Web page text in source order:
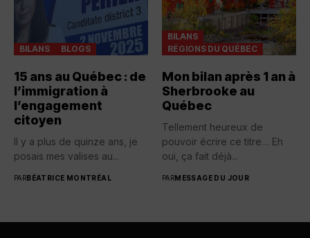
BILANS BLOGS
15 ans au Québec : de
l’immigration à
l’engagement
citoyen
Il y a plus de quinze ans, je
posais mes valises au...
PARBÉATRICE MONTRÉAL
BILANS
RÉGIONS DU QUÉBEC
Mon bilan après 1 an à
Sherbrooke au
Québec
Tellement heureux de
pouvoir écrire ce titre… Eh
oui, ça fait déjà...
PARMESSAGE DU JOUR